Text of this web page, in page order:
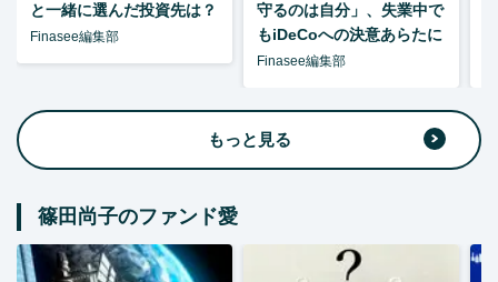
と一緒に選んだ投資先は？
Finasee編集部
守るのは自分」、失業中で
もiDeCoへの決意あらたに
Finasee編集部
もっと見る
篠田尚子のファンド愛